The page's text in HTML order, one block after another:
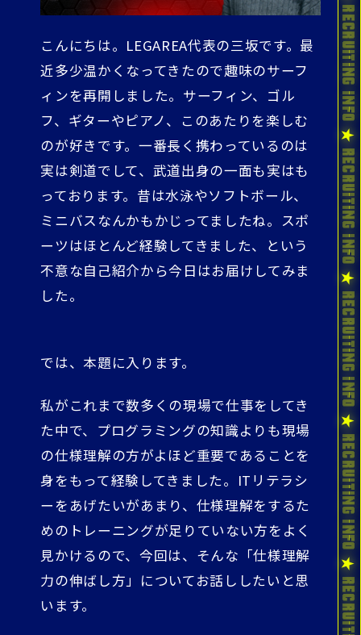
こんにちは。LEGAREA代表の三坂です。最
近多少温かくなってきたので趣味のサーフ
ィンを再開しました。サーフィン、ゴル
フ、ギターやピアノ、このあたりを楽しむ
のが好きです。一番長く携わっているのは
実は剣道でして、武道出身の一面も実はも
っております。昔は水泳やソフトボール、
ミニバスなんかもかじってましたね。スポ
ーツはほとんど経験してきました、という
不意な自己紹介から今日はお届けしてみま
した。
では、本題に入ります。
私がこれまで数多くの現場で仕事をしてき
た中で、プログラミングの知識よりも現場
の仕様理解の方がよほど重要であることを
身をもって経験してきました。ITリテラシ
ーをあげたいがあまり、仕様理解をするた
めのトレーニングが足りていない方をよく
見かけるので、今回は、そんな「仕様理解
力の伸ばし方」についてお話ししたいと思
います。